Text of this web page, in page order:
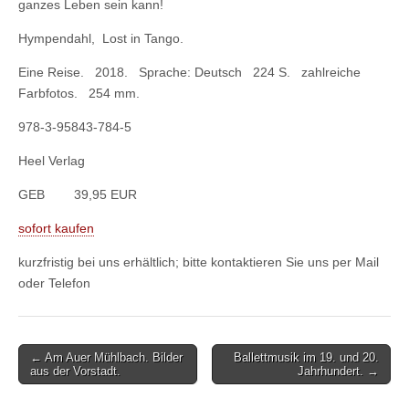
ganzes Leben sein kann!
Hympendahl, Lost in Tango.
Eine Reise. 2018. Sprache: Deutsch 224 S. zahlreiche
Farbfotos. 254 mm.
978-3-95843-784-5
Heel Verlag
GEB 39,95 EUR
sofort kaufen
kurzfristig bei uns erhältlich; bitte kontaktieren Sie uns per Mail
oder Telefon
Post
navigation
← Am Auer Mühlbach. Bilder
aus der Vorstadt.
Ballettmusik im 19. und 20.
Jahrhundert. →